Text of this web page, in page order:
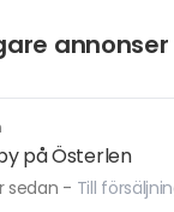
på Österlen
sedan - Till